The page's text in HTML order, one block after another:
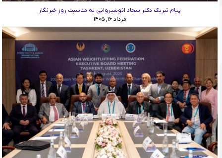
پیام تبریک دکتر سجاد انوشیروانی به مناسبت روز خبرنگار
مرداد ۱۶, ۱۴۰۵